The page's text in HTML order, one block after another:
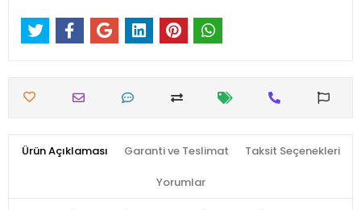
Ürün Açıklaması Garanti ve Teslimat Taksit Seçenekleri
Yorumlar